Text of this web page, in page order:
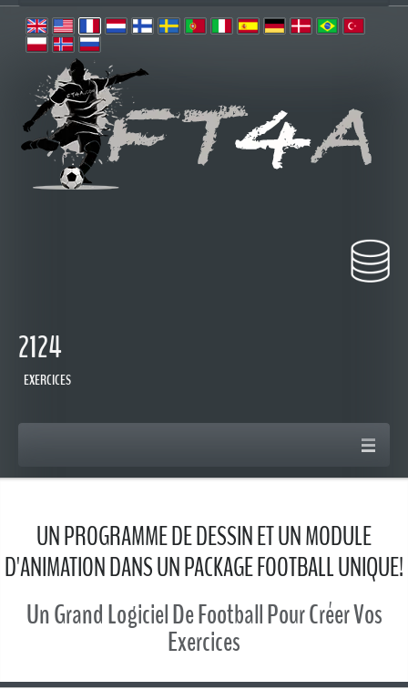
2124
EXERCICES
UN PROGRAMME DE DESSIN ET UN MODULE
D'ANIMATION DANS UN PACKAGE FOOTBALL UNIQUE!
Un Grand Logiciel De Football Pour Créer Vos
Exercices